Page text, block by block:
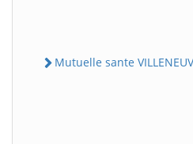
Mutuelle sante